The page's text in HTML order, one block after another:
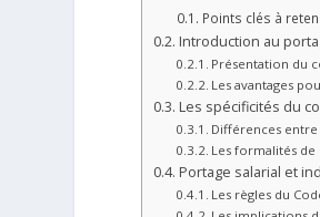
Points clés à
Introduction au
Présentation du
Les avantages
Les spécificités du
Différences entre
Les formalités
Portage salarial et
Les règles du